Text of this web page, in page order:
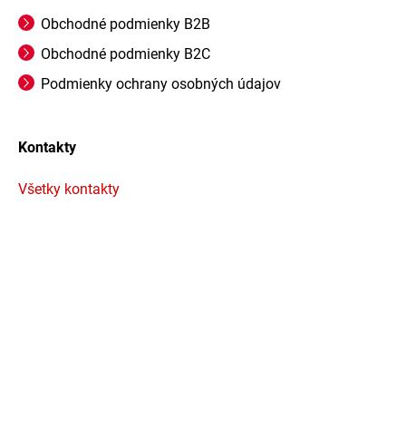
Obchodné podmienky B2B
Obchodné podmienky B2C
Podmienky ochrany osobných údajov
Kontakty
Všetky kontakty